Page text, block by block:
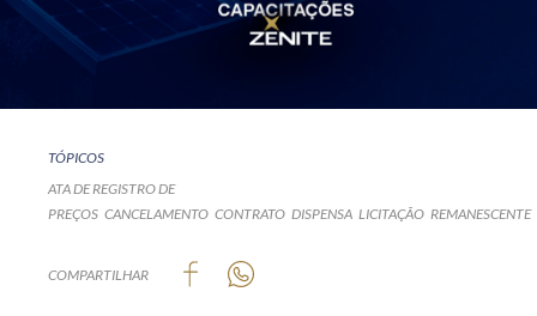
TÓPICOS
ATA DE REGISTRO DE
PREÇOS CANCELAMENTO CONTRATO DISPENSA LICITAÇÃO REMANESCENTE
COMPARTILHAR